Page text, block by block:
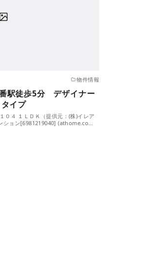
物件情報
番駅徒歩5分 デザイナー
イプ
０４ １ＬＤＫ（提供元：(株)イレア
ション[6981219040] (athome.co…